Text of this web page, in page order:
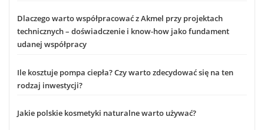
Dlaczego warto współpracować z Akmel przy projektach
technicznych – doświadczenie i know-how jako fundament
udanej współpracy
Ile kosztuje pompa ciepła? Czy warto zdecydować się na ten
rodzaj inwestycji?
Jakie polskie kosmetyki naturalne warto używać?